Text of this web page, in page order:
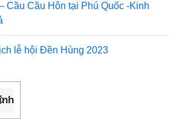
Cầu Cầu Hôn tại Phú Quốc -Kinh
lễ hội Đền Hùng 2023